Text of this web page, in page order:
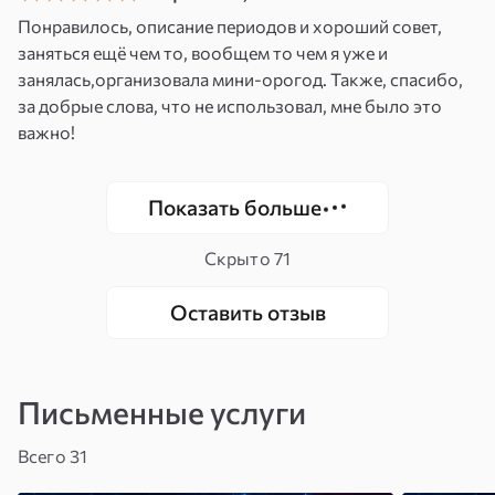
Привлечение новых вакансий и
возможностей, которые соответствуют
вашим профессиональным навыкам.
Уверенность и мотивация. Повышение
уверенности в себе и мотивации для
достижения карьерных целей.
репутации, признание и достойное
Энергетическая поддержка
потоков, влияющих на вашу карьеру.
Четкость и чистота намерений
создании и использовании Янтры важно
Понравилось, описание периодов и хороший совет,
заняться ещё чем то, вообщем то чем я уже и
занялась,организовала мини-орогод. Также, спасибо,
за добрые слова, что не использовал, мне было это
важно!
Показать больше
Скрыто 71
Оставить отзыв
Письменные услуги
Всего 31